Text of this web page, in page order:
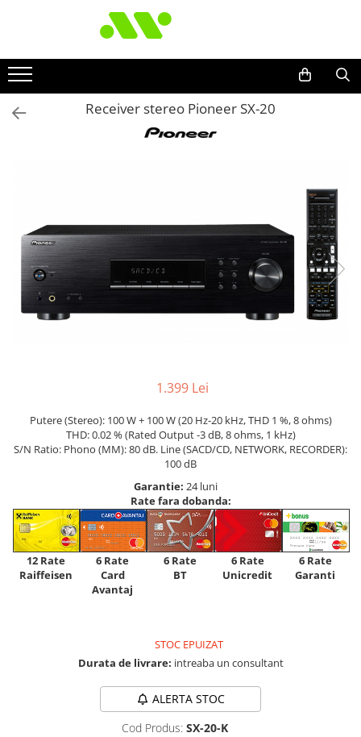
Receiver stereo Pioneer SX-20
1.399 Lei
Putere (Stereo): 100 W + 100 W (20 Hz-20 kHz, THD 1 %, 8 ohms)
THD: 0.02 % (Rated Output -3 dB, 8 ohms, 1 kHz)
S/N Ratio: Phono (MM): 80 dB. Line (SACD/CD, NETWORK, RECORDER):
100 dB
Garantie: 24 luni
Rate fara dobanda:
12 Rate
Raiffeisen
6 Rate
Card
Avantaj
6 Rate
BT
6 Rate
Unicredit
6 Rate
Garanti
STOC EPUIZAT
Durata de livrare: intreaba un consultant
ALERTA STOC
Cod Produs: SX-20-K